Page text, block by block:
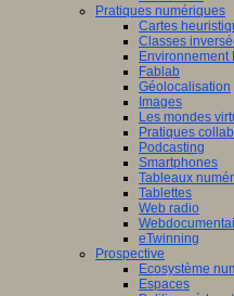
Pratiques numériques
Cartes
Classes
Environnement
Fablab
Géolocalisation
Images
Les mondes
Pratiques
Podcasting
Smartphones
Tableaux
Tablettes
Web radio
eTwinning
Prospective
Ecosystème
Espaces